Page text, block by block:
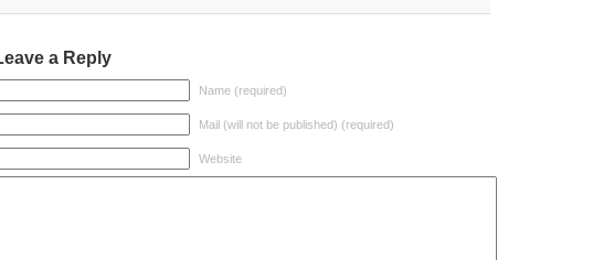
a Reply
Name (required)
Mail (will not be published) (required)
Website